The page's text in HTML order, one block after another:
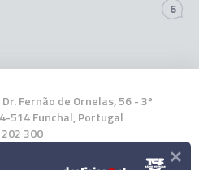
6
Dr. Fernão de Ornelas, 56 - 3º
514 Funchal, Portugal
300
×